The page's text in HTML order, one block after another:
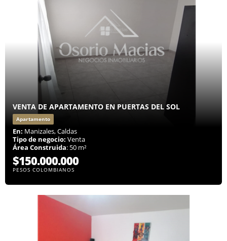
VENTA DE APARTAMENTO EN PUERTAS DEL SOL
Apartamento
En: Manizales, Caldas
Tipo de negocio: Venta
Área Construida: 50 m²
$150.000.000
PESOS COLOMBIANOS